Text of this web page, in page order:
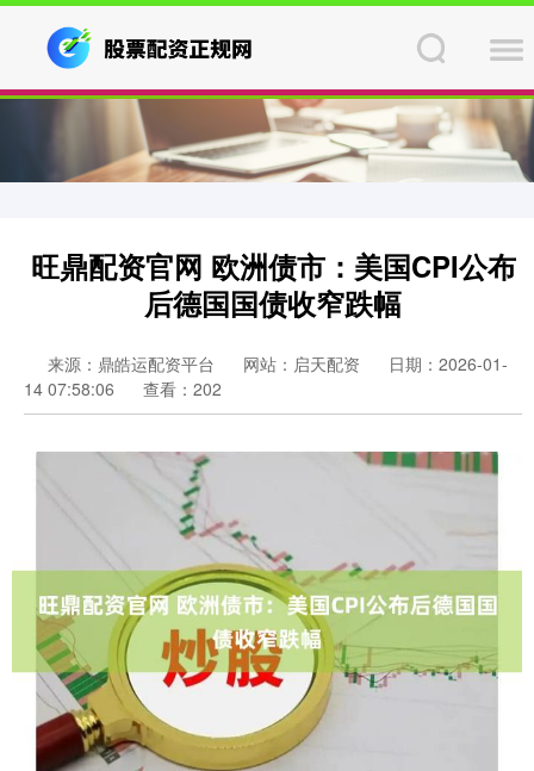
旺鼎配资官网 欧洲债市：美国CPI公布
后德国国债收窄跌幅
来源：鼎皓运配资平台 网站：启天配资
日期：2026-01-
14 07:58:06
查看：202